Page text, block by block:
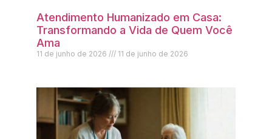
Atendimento Humanizado em Casa:
Transformando a Vida de Quem Você
Ama
11 de junho de 2026 11 de junho de 2026